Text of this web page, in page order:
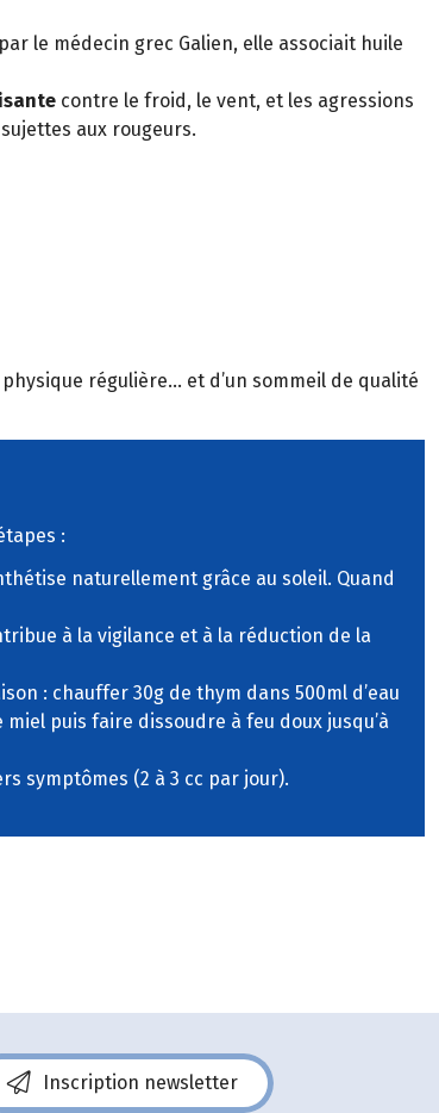
par le médecin grec Galien, elle associait huile
contre le froid, le vent, et les agressions
aux rougeurs.
régulière… et d’un sommeil de qualité
:
naturellement grâce au soleil. Quand
à la vigilance et à la réduction de la
: chauffer 30g de thym dans 500ml d’eau
puis faire dissoudre à feu doux jusqu’à
symptômes (2 à 3 cc par jour).
Inscription newsletter